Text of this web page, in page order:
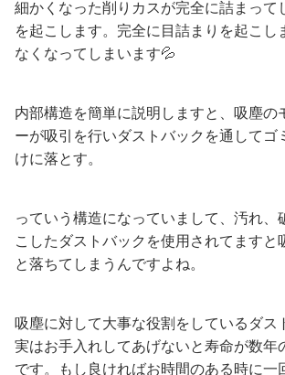
細かくなった削りカスが完全に詰まって
を起こします。完全に目詰まりを起こし
なくなってしまいます💦
内部構造を簡単に説明しますと、吸塵の
ーが吸引を行いダストバックを通してゴ
けに落とす。
っていう構造になっていまして、汚れ、
こしたダストバックを使用されてますと
と落ちてしまうんですよね。
吸塵に対して大事な役割をしているダス
実はお手入れしてあげないと寿命が数年
です。もし良ければお時間のある時に一